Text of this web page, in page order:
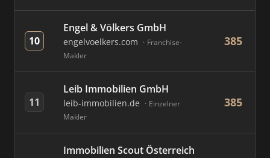
10
Engel & Völkers GmbH
engelvoelkers.com
Franchise-
Makler
385
11
Leib Immobilien GmbH
leib-immobilien.de
Einzelner
Makler
385
Immobilien Scout Österreich